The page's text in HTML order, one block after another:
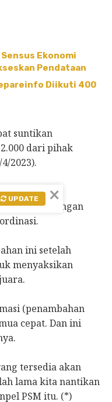
Ekonomi
Pendataan
Diikuti 400
suntikan
dari pihak
2023).
Panpel dengan
ini setelah
menyaksikan
(penambahan
cepat. Dan ini
tersedia akan
lama kita nantikan
PSM itu. (*)
×
UPDATE